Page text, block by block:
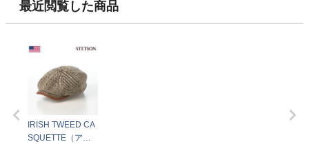
最近閲覧した商品
IRISH TWEED CA
SQUETTE（アイ